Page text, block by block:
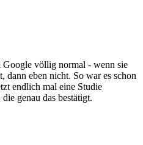
völlig normal - wenn sie
dann eben nicht. So war es schon
endlich mal eine Studie
genau das bestätigt.